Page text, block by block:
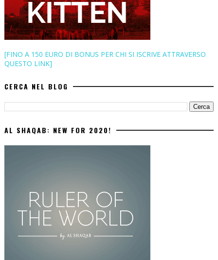
[FINO A 150 EURO DI BONUS PER CHI SI ISCRIVE ATTRAVERSO
QUESTO LINK]
CERCA NEL BLOG
AL SHAQAB: NEW FOR 2020!